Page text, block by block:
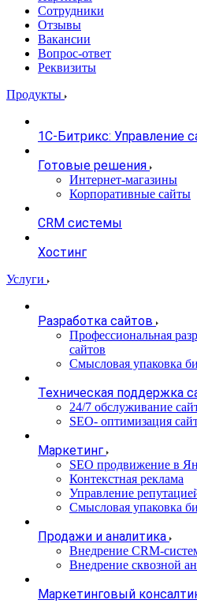
Сотрудники
Отзывы
Вакансии
Вопрос-ответ
Реквизиты
Продукты
1С-Битрикс: Управление
Готовые решения
Интернет-магазины
Корпоративные сайты
CRM системы
Хостинг
Услуги
Разработка сайтов
Профессиональная
сайтов
Смысловая упаковка
Техническая поддержка
24/7 обслуживание
SEO- оптимизация
Маркетинг
SEO продвижение в
Контекстная реклама
Управление
Смысловая упаковка
Продажи и аналитика
Внедрение CRM-
Внедрение сквозной
Маркетинговый